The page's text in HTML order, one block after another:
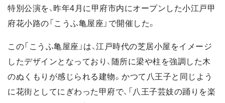
特別公演を、昨年4月に甲府市内にオープンした小江戸甲
府花小路の「こうふ亀屋座」で開催した。
この「こうふ亀屋座」は、江戸時代の芝居小屋をイメージ
したデザインとなっており、随所に梁や柱を強調した木
のぬくもりが感じられる建物。かつて八王子と同じよう
に花街としてにぎわった甲府で、「八王子芸妓の踊りを楽